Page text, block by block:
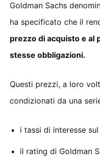
Goldman Sachs
ha specificato che il
prezzo di acquisto e al
stesse obbligazioni.
Questi prezzi, a loro
condizionati da una
i tassi di interesse
il rating di Goldman